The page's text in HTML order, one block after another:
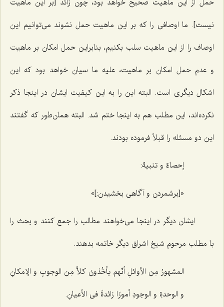
نیست]. ما اوصافى را که بر این ماهیت حمل نشوند مى‌توانیم این
اوصاف را از این ماهیت سلب بکنیم، بنابراین حمل امکان بر ماهیت
و عدم حمل امکان بر ماهیت، علیه ما سیان خواهد بود که این
اشکال دیگرى است. البته این را به این کیفیت ایشان در اینجا ذکر
نکرده‌اند، این مطلب هم به اینجا ختم شد. البته همان‌طور که گفتند
این دو مسئله را قبلاً فرموده بودند.
إحصاءٌ و تنبیهٌ:
«[برشمردن و آگاهی بخشیدن:]»
ایشان دیگر در اینجا می‌خواهند مطالب را جمع کنند و بحث را
با مطلب مرحوم شیخ اشراق دیگر خاتمه بدهند.
المشهورُ مِن الأوائلِ أنّهم یأخُذونَ کلاًّ مِن الوجوبِ و الإمکانِ
و الوحدةِ و الوجودِ أمورًا زائدةً فی الأعیانِ‌.